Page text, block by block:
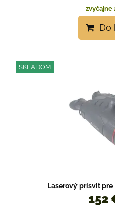
zvyčajne
Do
SKLADOM
Laserový prísvit pre
152